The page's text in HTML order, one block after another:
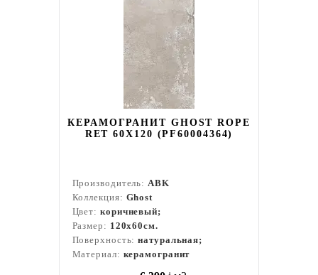
КЕРАМОГРАНИТ GHOST ROPE
RET 60X120 (PF60004364)
Производитель:ABK
Коллекция: Ghost
Цвет: коричневый;
Размер: 120x60см.
Поверхность:натуральная;
Материал: керамогранит